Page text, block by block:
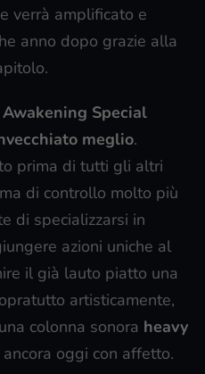
verrà amplificato e
anno dopo grazie alla
Awakening Special
meglio.
prima di tutti gli altri
di controllo molto più
di specializzarsi in
azioni uniche al
il già lauto piatto una
artisticamente,
colonna sonora heavy
oggi con affetto.